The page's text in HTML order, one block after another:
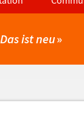
Das ist neu»